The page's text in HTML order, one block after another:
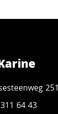
64 43